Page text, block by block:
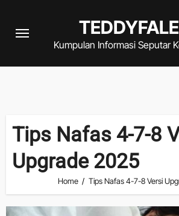
Kumpulan Informasi Seputar
Tips Nafas 4-7-8
Upgrade 2025
Home Tips Nafas 4-7-8 Versi